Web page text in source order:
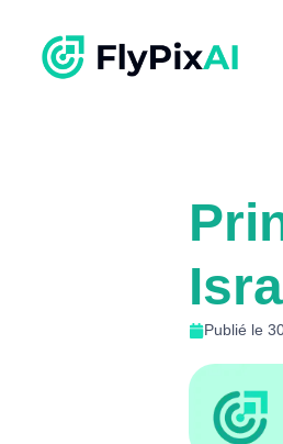
Publié le